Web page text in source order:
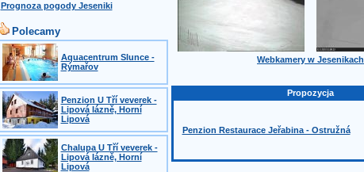
Prognoza pogody Jeseniki
Polecamy
Aquacentrum Slunce -
Rýmařov
Penzion U Tří veverek -
Lipová lázně, Horní
Lipová
Chalupa U Tří veverek -
Lipová lázně, Horní
Lipová
Webkamery w Jesenikach
Propozycja
Penzion Restaurace Jeřabina - Ostružná